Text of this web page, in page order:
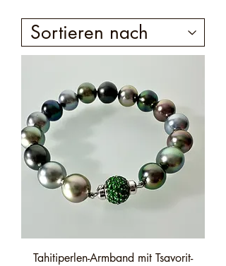
Tahitiperlen-Armband mit Tsavorit-